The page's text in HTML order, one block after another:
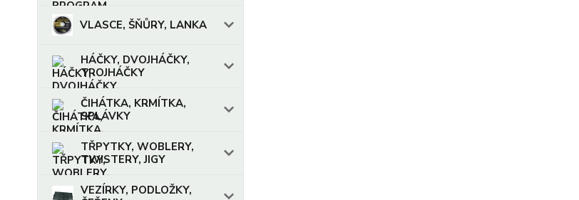
VLASCE, ŠŇŮRY, LANKA
HÁČKY, DVOJHÁČKY,
TROJHÁČKY
ČIHÁTKA, KRMÍTKA,
SPLÁVKY
TŘPYTKY, WOBLERY,
TWISTERY, JIGY
VEZÍRKY, PODLOŽKY,